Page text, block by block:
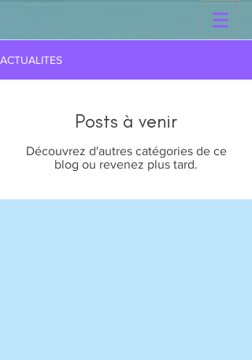
ACTUALITES
Posts à venir
Découvrez d'autres catégories de ce
blog ou revenez plus tard.